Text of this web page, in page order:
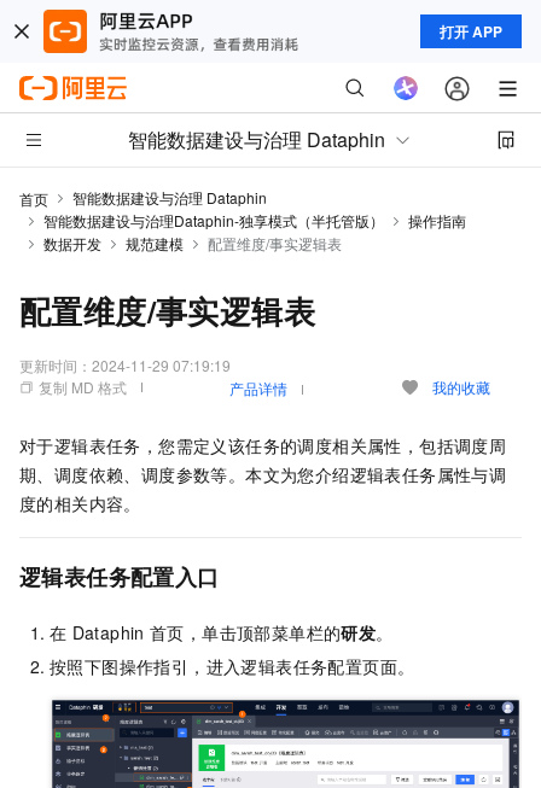
打开 APP
智能数据建设与治理 Dataphin
首页
智能数据建设与治理 Dataphin
智能数据建设与治理Dataphin-独享模式（半托管版）
操作指南
数据开发
规范建模 配置维度/事实逻辑表
配置维度/事实逻辑表
更新时间： 2024-11-29 07:19:19
复制 MD 格式
产品详情 我的收藏
对于逻辑表任务，您需定义该任务的调度相关属性，包括调度周
期、调度依赖、调度参数等。本文为您介绍逻辑表任务属性与调
度的相关内容。
逻辑表任务配置入口
在 Dataphin 首页，单击顶部菜单栏的研发。
按照下图操作指引，进入逻辑表任务配置页面。